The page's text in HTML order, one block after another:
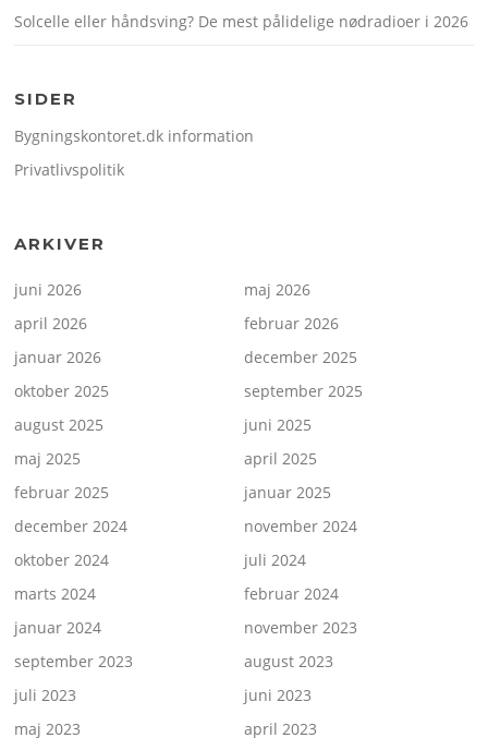
Solcelle eller håndsving? De mest pålidelige nødradioer i 2026
SIDER
Bygningskontoret.dk information
Privatlivspolitik
ARKIVER
juni 2026
maj 2026
april 2026
februar 2026
januar 2026
december 2025
oktober 2025
september 2025
august 2025
juni 2025
maj 2025
april 2025
februar 2025
januar 2025
december 2024
november 2024
oktober 2024
juli 2024
marts 2024
februar 2024
januar 2024
november 2023
september 2023
august 2023
juli 2023
juni 2023
maj 2023
april 2023